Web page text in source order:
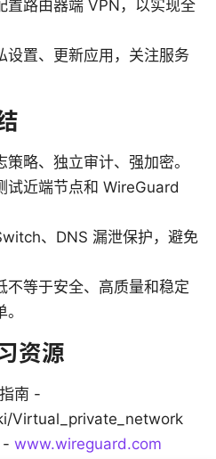
置路由器端 VPN，以实现全
设置、更新应用，关注服务
略、独立审计、强加密。
试近端节点和 WireGuard
、DNS 漏泄保护，避免
不等于安全、高质量和稳定
资源
南 -
Virtual_private_network
- www.wireguard.com